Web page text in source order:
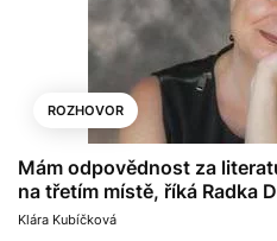
ROZHOVOR
Mám odpovědnost za
na třetím místě, říká Radka
Klára Kubíčková